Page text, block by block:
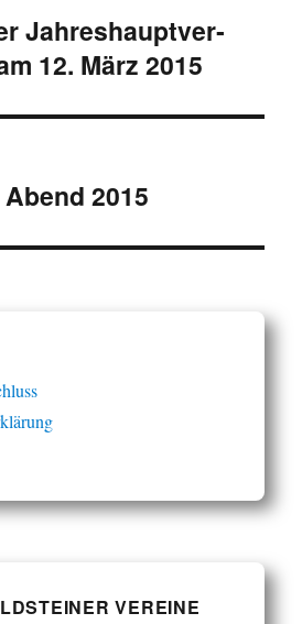
Jahres­haupt­ver­
12. März 2015
2015
VEREINE